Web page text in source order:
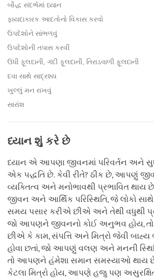
બૌદ્ધ સંદર્ભમાં ધ્યાન
ફાયદાકારક આદતોનો વિકાસ કરવો
ઉપદેશોને સાંભળવું
ઉપદેશોની તપાસ કરવી
ઉંધી ફૂલદાની, ગંદી ફૂલદાની, તિરાડવાળી ફૂલદાની
દવા સાથે સાદ્રશ્ય
ખુલ્લું મન રાખવું
સારાંશ
ધ્યાન શું કરે છે
ધ્યાન એ આપણા જીવનમાં પરિવર્તન અને
એક પદ્ધતિ છે. કેવી રીતે? ઠીક છે, આપણું
વ્યક્તિત્વ અને મનોભાવથી પ્રભાવિત
જીવન અને આર્થિક પરિસ્થિતિ, જે લોકો
સમય પસાર કરીએ છીએ અને તેથી વધુથી
જો આપણને જીવનનો કોઈ અનુભવ હોય,
છીએ કે કામ, સંપત્તિ અને મિત્રો જેવી બાહ્ય
હોવા છતાં, જો આપણું વલણ અને મનની
તો આપણને હંમેશા સમાન સમસ્યાઓ
કેટલા મિત્રો હોય, આપણે હજુ પણ